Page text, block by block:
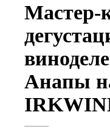
Мастер-
Анапы